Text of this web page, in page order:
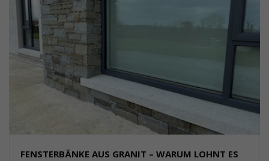
FENSTERBÄNKE AUS GRANIT – WARUM LOHNT ES